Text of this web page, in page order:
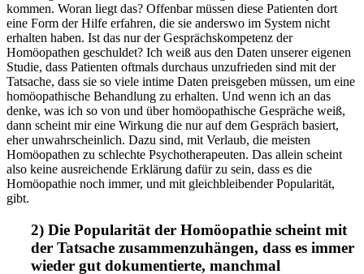
kommen. Woran liegt das? Offenbar müssen diese Patienten dort
eine Form der Hilfe erfahren, die sie anderswo im System nicht
erhalten haben. Ist das nur der Gesprächskompetenz der
Homöopathen geschuldet? Ich weiß aus den Daten unserer eigenen
Studie, dass Patienten oftmals durchaus unzufrieden sind mit der
Tatsache, dass sie so viele intime Daten preisgeben müssen, um eine
homöopathische Behandlung zu erhalten. Und wenn ich an das
denke, was ich so von und über homöopathische Gespräche weiß,
dann scheint mir eine Wirkung die nur auf dem Gespräch basiert,
eher unwahrscheinlich. Dazu sind, mit Verlaub, die meisten
Homöopathen zu schlechte Psychotherapeuten. Das allein scheint
also keine ausreichende Erklärung dafür zu sein, dass es die
Homöopathie noch immer, und mit gleichbleibender Popularität,
gibt.
2) Die Popularität der Homöopathie scheint mit
der Tatsache zusammenzuhängen, dass es immer
wieder gut dokumentierte, manchmal